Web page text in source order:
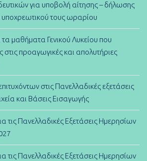
για υποβολή αίτησης – δήλωσης
τους ωραρίου
τα μαθήματα Γενικού Λυκείου που
στις προαγωγικές και απολυτήριες
στις Πανελλαδικές εξετάσεις
και Βάσεις Εισαγωγής
τις Πανελλαδικές Εξετάσεις Ημερησίων
τις Πανελλαδικές Εξετάσεις Ημερησίων